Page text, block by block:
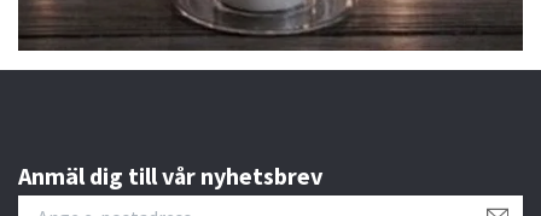
Anmäl dig till vår nyhetsbrev